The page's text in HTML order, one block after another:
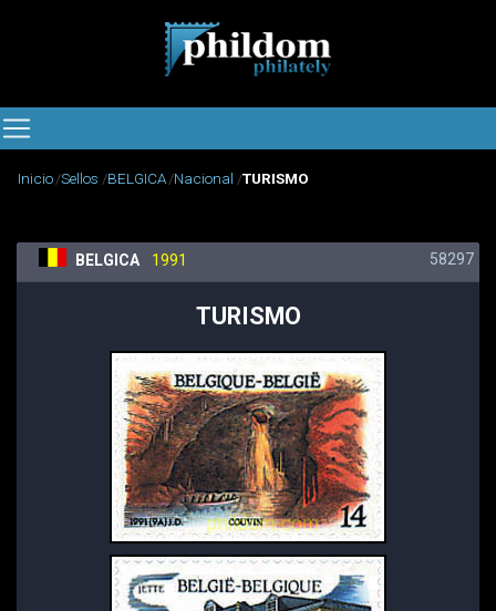
Inicio Sellos BELGICA Nacional TURISMO
BELGICA 1991 58297
TURISMO